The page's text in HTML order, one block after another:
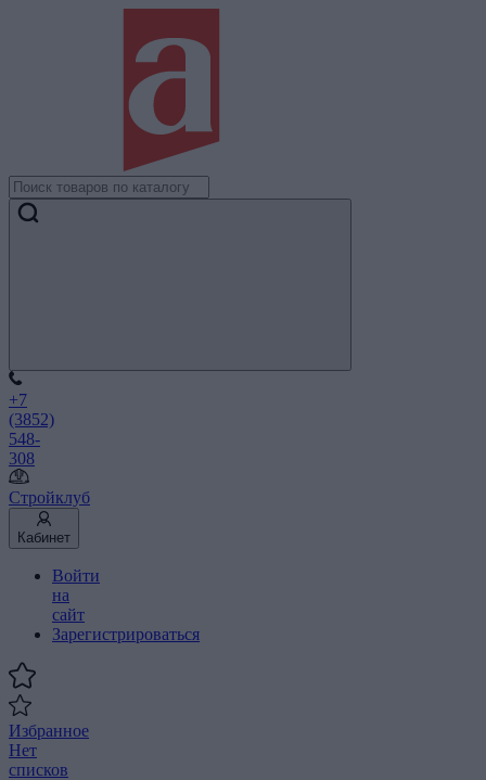
+7
(3852)
548-
308
Стройклуб
Кабинет
Войти
на
сайт
Зарегистрироваться
Избранное
Нет
списков